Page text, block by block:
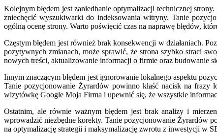
Kolejnym błędem jest zaniedbanie optymalizacji technicznej
zniechęcić wyszukiwarki do indeksowania witryny. Tanie
ogólną ocenę strony. Warto poświęcić czas na naprawę błędów,
Częstym błędem jest również brak konsekwencji w działaniach.
pozytywnych zmianach, może sprawić, że strona szybko straci
nowych treści, aktualizowanie informacji o firmie oraz budowanie
Innym znaczącym błędem jest ignorowanie lokalnego aspektu
Tanie pozycjonowanie Żyrardów powinno kłaść nacisk na frazy
wizytówkę Google Moja Firma i upewnić się, że wszystkie
Ostatnim, ale równie ważnym błędem jest brak analizy i
wprowadzić niezbędne korekty. Tanie pozycjonowanie Żyrardów
na optymalizację strategii i maksymalizację zwrotu z inwestycji w